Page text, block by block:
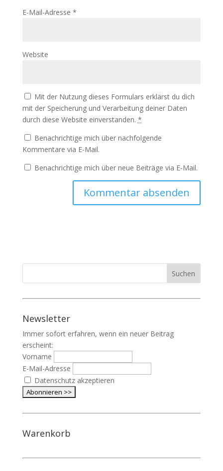
E-Mail-Adresse *
Website
Mit der Nutzung dieses Formulars erklärst du dich
mit der Speicherung und Verarbeitung deiner Daten
durch diese Website einverstanden. *
Benachrichtige mich über nachfolgende
Kommentare via E-Mail.
Benachrichtige mich über neue Beiträge via E-Mail.
Newsletter
Immer sofort erfahren, wenn ein neuer Beitrag
erscheint:
Vorname
E-Mail-Adresse
Datenschutz akzeptieren
Warenkorb